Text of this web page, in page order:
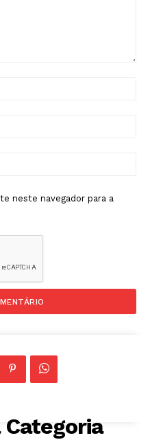
neste navegador para a